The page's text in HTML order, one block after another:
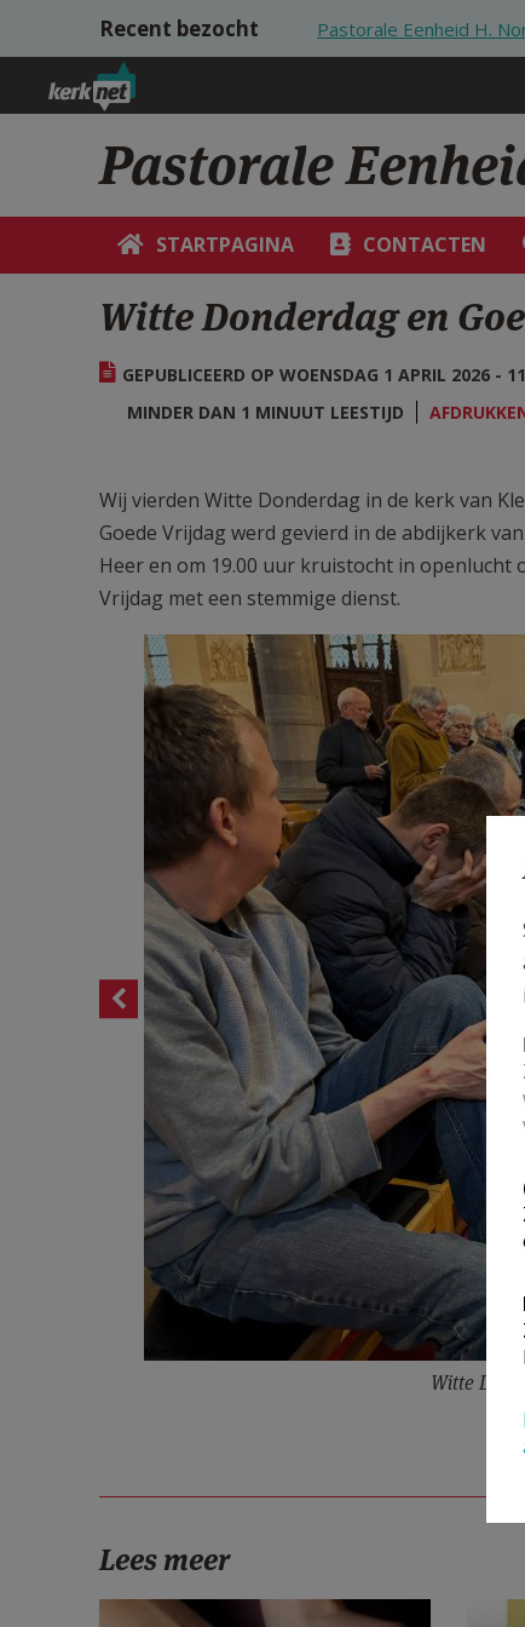
Overslaan en naar de inhoud gaan
Recent bezocht Pastorale Eenheid H.
Pastorale
STARTPAGINA CONTACTEN
Witte Donderdag en
GEPUBLICEERD OP WOENSDAG 1 APRIL 2026 -
MINDER DAN 1 MINUUT LEESTIJD
Wij vierden Witte Donderdag in de kerk van
Goede Vrijdag werd gevierd in de abdijkerk
Heer en om 19.00 uur kruistocht in openlucht
Vrijdag met een stemmige dienst.
Witte
Lees meer